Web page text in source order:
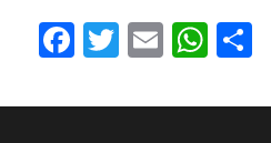
Facebook
Twitter
Email